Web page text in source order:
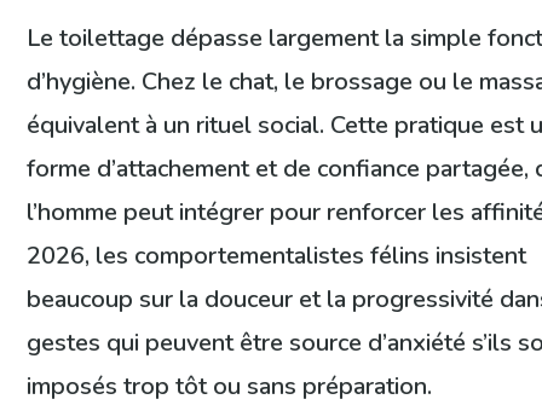
Le toilettage dépasse largement la simple
d’hygiène. Chez le chat, le brossage ou le
équivalent à un rituel social. Cette pratique est
forme d’attachement et de confiance partagée,
l’homme peut intégrer pour renforcer les
2026, les comportementalistes félins insistent
beaucoup sur la douceur et la progressivité
gestes qui peuvent être source d’anxiété s’ils
imposés trop tôt ou sans préparation.